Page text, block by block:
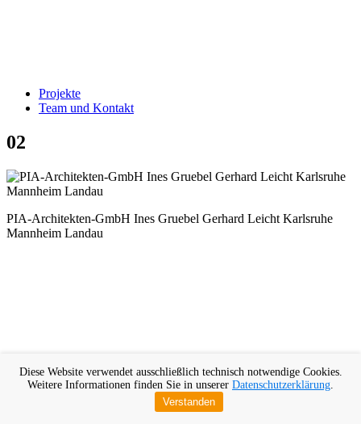
Projekte
Team und Kontakt
02
PIA-Architekten-GmbH Ines Gruebel Gerhard Leicht Karlsruhe
Mannheim Landau
Diese Website verwendet ausschließlich technisch notwendige Cookies.
Weitere Informationen finden Sie in unserer Datenschutzerklärung.
Verstanden